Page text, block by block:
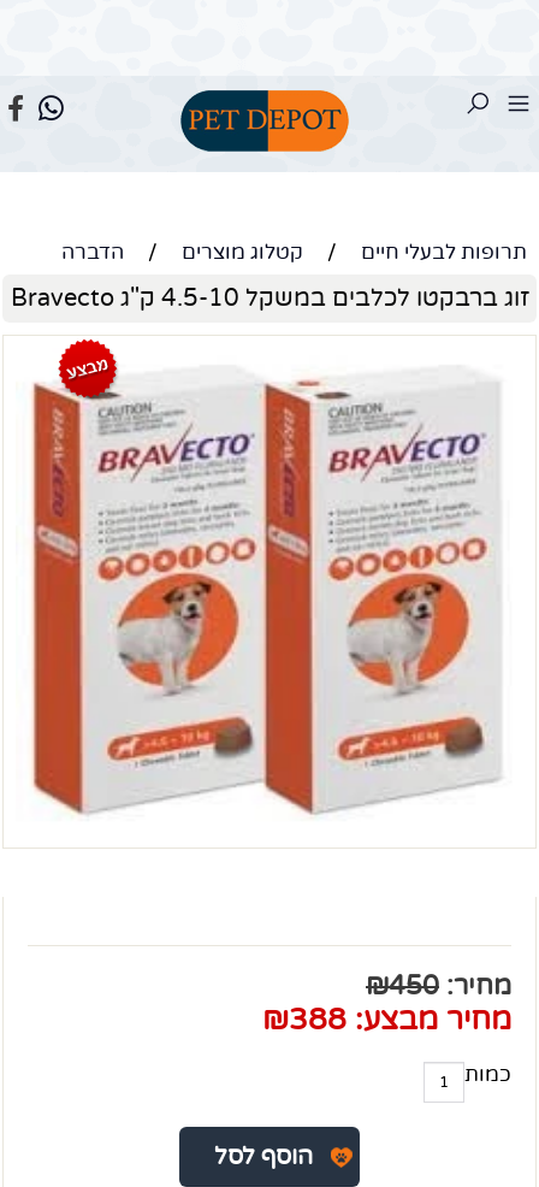
תרופות לבעלי חיים / קטלוג מוצרים / הדברה
זוג ברבקטו לכלבים במשקל 4.5-10 ק"ג Bravecto
מחיר: ₪450
מחיר מבצע: ₪388
כמות
הוסף לסל